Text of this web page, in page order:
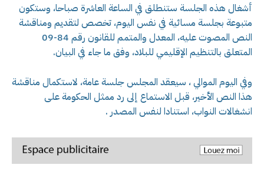
أشغال هذه الجلسة ستنطلق في الساعة العاشرة صباحا، وستكون
متبوعة بجلسة مسائية في نفس اليوم، تخصص لتقديم ومناقشة
النص المصوت عليه، المعدل والمتمم للقانون رقم 84-09
المتعلق بالتنظيم الإقليمي للبلاد، وفق ما جاء في البيان.
وفي اليوم الموالي ، سيعقد المجلس جلسة عامة، لاستكمال مناقشة
هذا النص الأخير، قبل الاستماع إلى رد ممثل الحكومة على
انشغالات النواب، استنادا لنفس المصدر .